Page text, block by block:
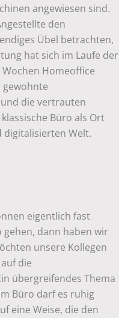
angewiesen sind.
den
Übel betrachten,
hat sich im Laufe der
Homeoffice
die vertrauten
Büro als Ort
digitalisierten Welt.
eigentlich fast
dann haben wir
unsere Kollegen
die
übergreifendes Thema
Büro darf es ruhig
eine Weise, die den